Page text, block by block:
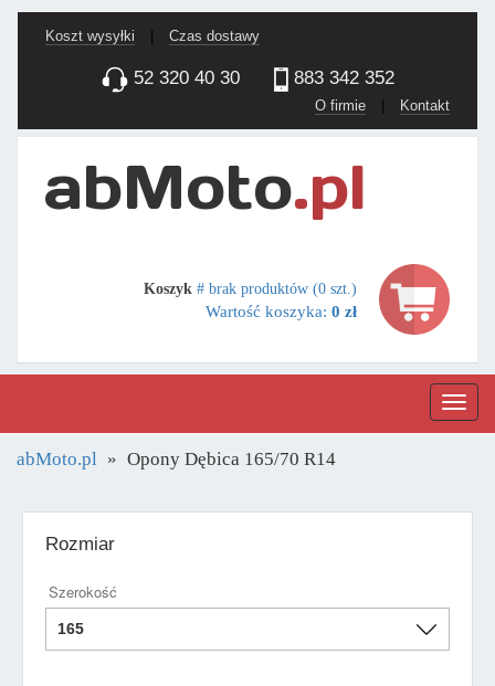
Koszt wysyłki Czas dostawy
52 320 40 30 883 342 352
O firmie | Kontakt
Koszyk # brak produktów (0 szt.)
Wartość koszyka: 0 zł
abMoto.pl Opony Dębica 165/70 R14
Rozmiar
Szerokość